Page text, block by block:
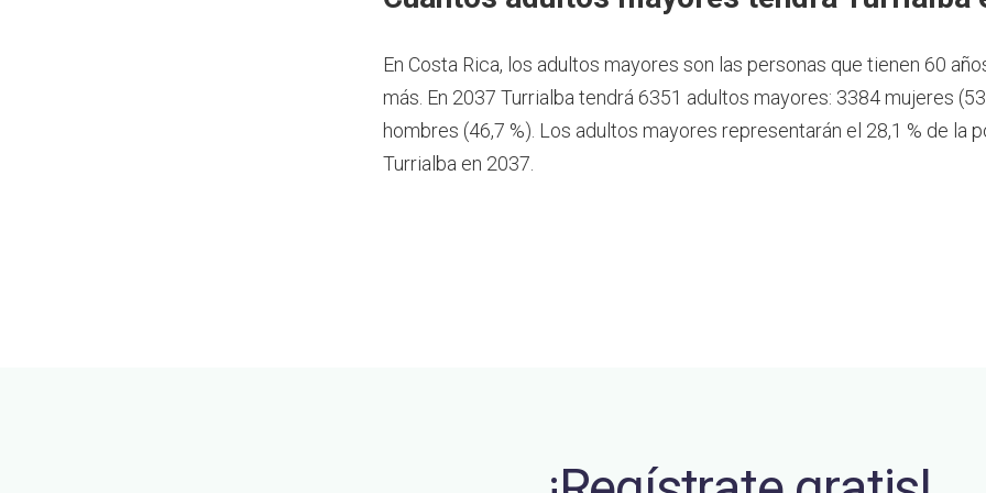
En Costa Rica, los adultos mayores son las personas que tienen 60
más. En 2037 Turrialba tendrá 6351 adultos mayores: 3384 mujeres
hombres (46,7 %). Los adultos mayores representarán el 28,1 % de la
Turrialba en 2037.